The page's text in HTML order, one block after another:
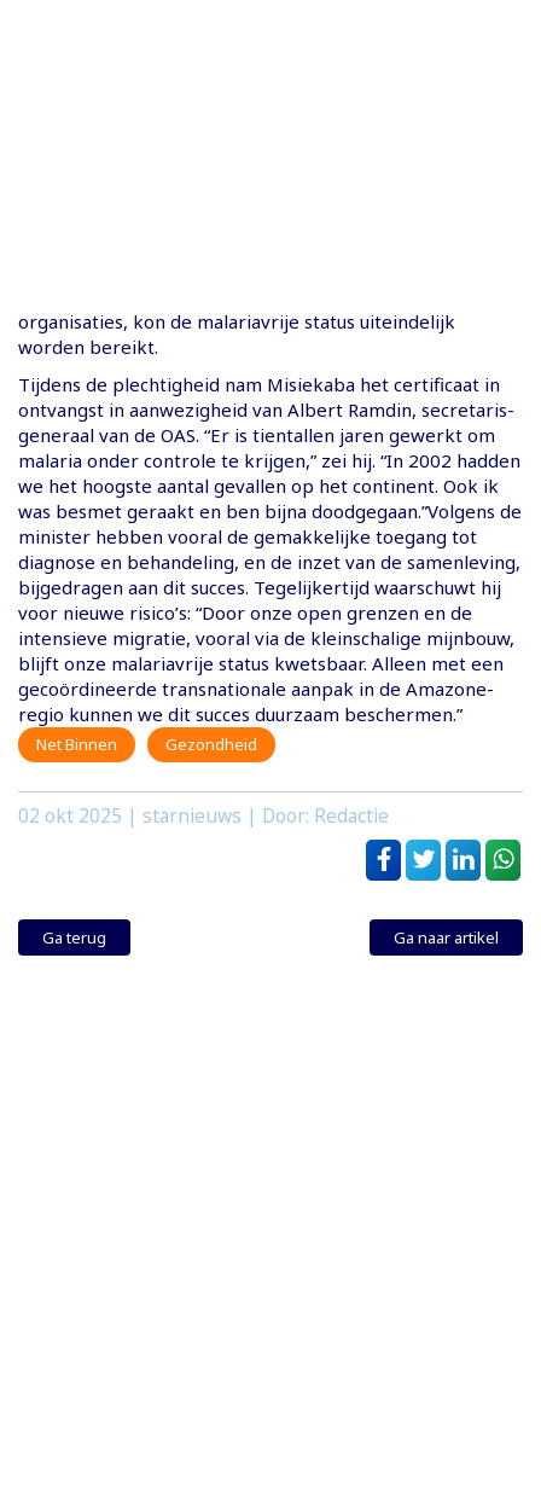
organisaties, kon de malariavrije status uiteindelijk
worden bereikt.
Tijdens de plechtigheid nam Misiekaba het certificaat in
ontvangst in aanwezigheid van Albert Ramdin, secretaris-
generaal van de OAS. “Er is tientallen jaren gewerkt om
malaria onder controle te krijgen,” zei hij. “In 2002 hadden
we het hoogste aantal gevallen op het continent. Ook ik
was besmet geraakt en ben bijna doodgegaan.”Volgens de
minister hebben vooral de gemakkelijke toegang tot
diagnose en behandeling, en de inzet van de samenleving,
bijgedragen aan dit succes. Tegelijkertijd waarschuwt hij
voor nieuwe risico’s: “Door onze open grenzen en de
intensieve migratie, vooral via de kleinschalige mijnbouw,
blijft onze malariavrije status kwetsbaar. Alleen met een
gecoördineerde transnationale aanpak in de Amazone-
regio kunnen we dit succes duurzaam beschermen.”
Net Binnen Gezondheid
02 okt 2025 | starnieuws | Door: Redactie
Ga terug Ga naar artikel